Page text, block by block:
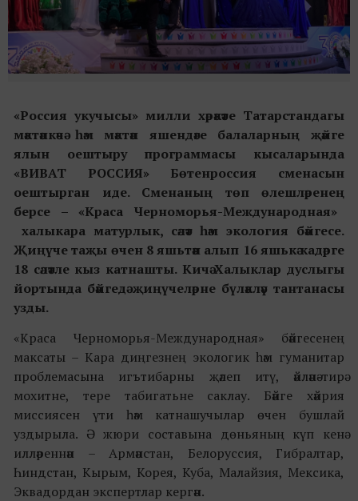
«Россия укучысы» милли хәрәкәте Татарстандагы
мәктәпкәчә һәм мәктәп яшендәге балаларның җәйге
ялын оештыру программасы кысаларында
«ВИВАТ РОССИЯ» Бөтенроссия сменасын
оештырган иде. Сменаның төп өлешләренең
берсе – «Краса Черноморья-Международная»
халыкара матурлык, сәләтһәм экология бәйгесе.
Җиңүче таҗы өчен 8 яшьтән алып 16 яшькә кадәрге
18 сәләтле кыз катнашты. Кичә Халыклар дуслыгы
йортында бәйгедә җиңүчеләрне бүләкләү тантанасы
узды.
«Краса Черноморья-Международная» бәйгесенең
максаты – Кара диңгезнең экологик һәм гуманитар
проблемасына игътибарны җәлеп итү, әйләнә-тирә
мохитне, тере табигатьне саклау. Бәйге хәйрия
миссиясен үти һәм катнашучылар өчен бушлай
уздырыла. Ә жюри составына дөньяның күп кенә
илләреннән – Армәнстан, Белоруссия, Гибралтар,
Һиндстан, Кырым, Корея, Куба, Малайзия, Мексика,
Эквадордан экспертлар кергән.